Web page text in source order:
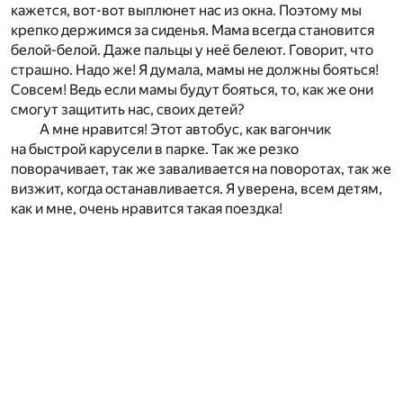
кажется, вот-вот выплюнет нас из окна. Поэтому мы
крепко держимся за сиденья. Мама всегда становится
белой-белой. Даже пальцы у неё белеют. Говорит, что
страшно. Надо же! Я думала, мамы не должны бояться!
Совсем! Ведь если мамы будут бояться, то, как же они
смогут защитить нас, своих детей?
А мне нравится! Этот автобус, как вагончик
на быстрой карусели в парке. Так же резко
поворачивает, так же заваливается на поворотах, так же
визжит, когда останавливается. Я уверена, всем детям,
как и мне, очень нравится такая поездка!